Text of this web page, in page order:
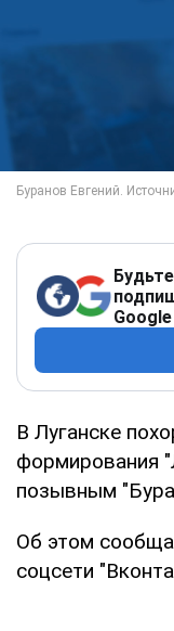
Google
В Луганске
формирования
позывным
Об этом
соцсети